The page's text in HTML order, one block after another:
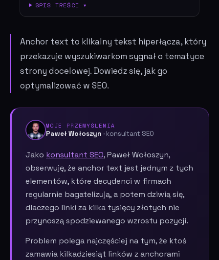
SPIS TREŚCI ▾
Anchor text to klikalny tekst hiperłącza, który
przekazuje wyszukiwarkom sygnał o tematyce
strony docelowej. Dowiedz się, jak go
optymalizować w SEO.
MOJE PRZEMYŚLENIA
Paweł Wołoszyn · konsultant SEO
Jako konsultant SEO, Paweł Wołoszyn,
obserwuję, że anchor text jest jednym z tych
elementów, które decydenci w firmach
regularnie bagatelizują, a potem dziwią się,
dlaczego linki za kilka tysięcy złotych nie
przynoszą spodziewanego wzrostu pozycji.
Problem polega najczęściej na tym, że ktoś
zamawia kilkadziesiąt linków z anchorami